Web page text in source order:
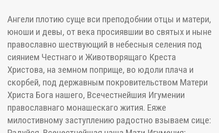
Ангели плотию суще вси преподобнии отцы и матери,
юноши и девы, от века просиявшии во святых и ныне
православно шествующий в небесныя селения под
сиянием Честнаго и Животворящаго Креста
Христова, на земном поприще, во юдоли плача и
скорбей, под державным покровительством Матери
Христа Бога нашего, Всечестнейшия Игумении
православнаго монашескаго жития. Еяже
милостивному заступлению радостно взываем сице: